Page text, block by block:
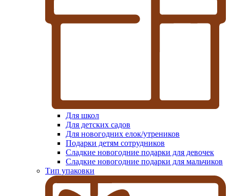
Для школ
Для детских садов
Для новогодних елок/утреников
Подарки детям сотрудников
Сладкие новогодние подарки для девочек
Сладкие новогодние подарки для мальчиков
Тип упаковки